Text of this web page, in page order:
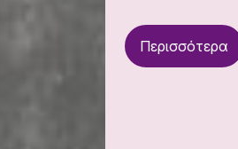
Περισσότερα